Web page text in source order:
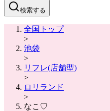
検索する
全国トップ
>
池袋
>
リフレ(店舗型)
>
ロリランド
>
なこ♡